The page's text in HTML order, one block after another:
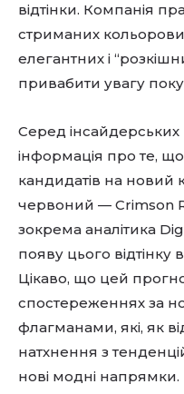
відтінки. Компанія
стриманих
елегантних і
привабити увагу
Серед інсайдерських
інформація про те,
кандидатів на новий
червоний — Crimson
зокрема аналітика
появу цього відтінку
Цікаво, що цей
спостереженнях за
флагманами, які, як
натхнення з
нові модні напрямки.